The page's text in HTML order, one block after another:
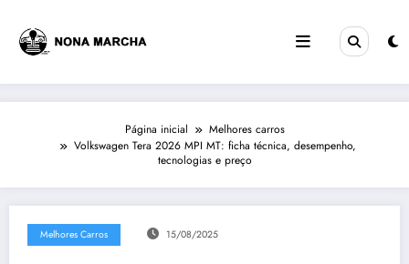
conteúdo
Página inicial
Melhores carros
Volkswagen Tera 2026 MPI MT: ficha técnica, desempenho,
tecnologias e preço
Melhores Carros 15/08/2025